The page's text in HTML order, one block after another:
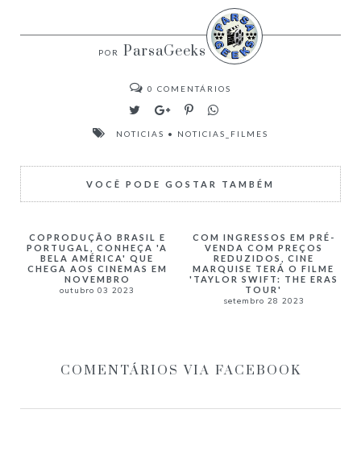
ParsaGeeks
0 COMENTÁRIOS
NOTICIAS • NOTICIAS_FILMES
VOCÊ PODE GOSTAR TAMBÉM
COPRODUÇÃO BRASIL E
PORTUGAL, CONHEÇA 'A
BELA AMÉRICA' QUE
CHEGA AOS CINEMAS EM
NOVEMBRO
outubro 03 2023
COM INGRESSOS EM PRÉ-
VENDA COM PREÇOS
REDUZIDOS, CINE
MARQUISE TERÁ O FILME
'TAYLOR SWIFT: THE ERAS
TOUR'
setembro 28 2023
COMENTÁRIOS VIA FACEBOOK